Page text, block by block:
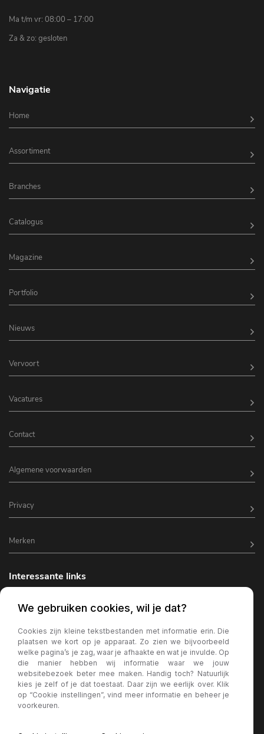
Ma t/m vr: 08:00 – 17:00
Za & zo: gesloten
Navigatie
Home
Assortiment
Branches
Catalogus
Magazine
Portfolio
Nieuws
Vervoort
Vacatures
Contact
Algemene voorwaarden
Privacy
Merken
Interessante links
Horeca inrichting
Horeca terrasverlichting
Kantine inrichting
Terrasstoelen
Wachtkamer bank
We gebruiken cookies, wil je dat?
Cookies zijn kleine tekstbestanden met informatie erin. Die
plaatsen we kort op je apparaat. Zo zien we bijvoorbeeld
welke pagina’s je zag, waar je afhaakte en wat je invulde. Op
die manier hebben wij informatie waar we jouw
websitebezoek beter mee maken. Handig toch? Natuurlijk
kies je zelf of je dat toestaat. Daar zijn we eerlijk over. Klik
op “Cookie instellingen”, vind meer informatie en beheer je
voorkeuren.